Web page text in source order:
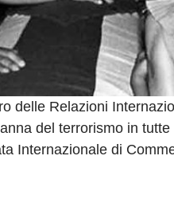
delle Relazioni
del terrorismo in
Internazionale di